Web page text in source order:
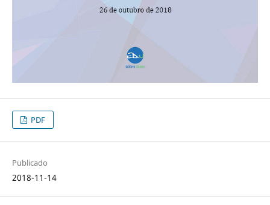
PDF
Publicado
2018-11-14